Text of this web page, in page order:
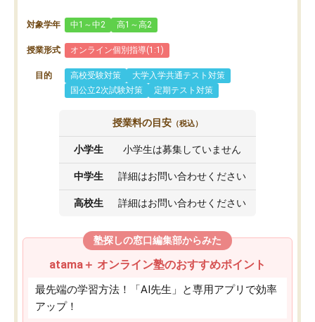
対象学年 中1～中2 高1～高2
授業形式 オンライン個別指導(1:1)
目的 高校受験対策
大学入学共通テスト対策
国公立2次試験対策
定期テスト対策
授業料の目安 （税込）
小学生 小学生は募集していません
中学生 詳細はお問い合わせください
高校生 詳細はお問い合わせください
塾探しの窓口編集部からみた
atama＋ オンライン塾のおすすめポイント
最先端の学習方法！「AI先生」と専用アプリで効率
アップ！